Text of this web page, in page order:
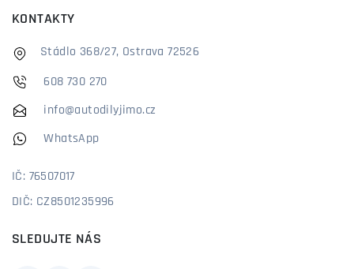
KONTAKTY
Stádlo 368/27, Ostrava 72526
608 730 270
info@autodilyjimo.cz
WhatsApp
IČ: 76507017
DIČ: CZ8501235996
SLEDUJTE NÁS